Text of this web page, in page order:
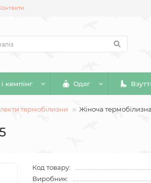
кемпінг Одяг
термобілизни Жіноча
Код товару:
Виробник: